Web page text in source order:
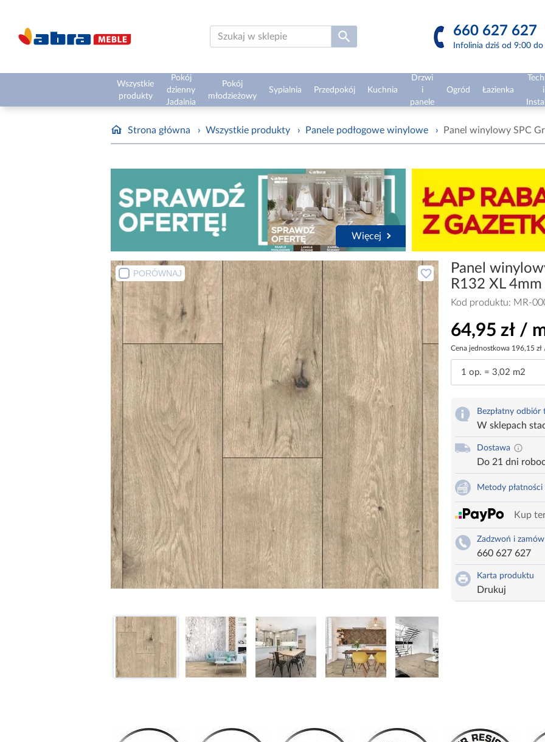
660 627 627
Infolinia dziś od 9:00
Wszystkie
produkty
Pokój
dzienny
Jadalnia
Pokój
młodzieżowy
Sypialnia Przedpokój Kuchnia
Drzwi
i
panele
Ogród Łazienka
i
Strona główna › Wszystkie produkty › Panele podłogowe winylowe › Panel winylowy SPC
Więcej
PORÓWNAJ
Panel
R132 XL
Kod produktu: MR-
64,95 zł /
Cena jednostkowa 196,15 zł
Bezpłatny odbiór
W sklepach
Dostawa
Do 21 dni
Metody płatności
Kup
Zadzwoń i zamów
660 627 627
Karta produktu
Drukuj